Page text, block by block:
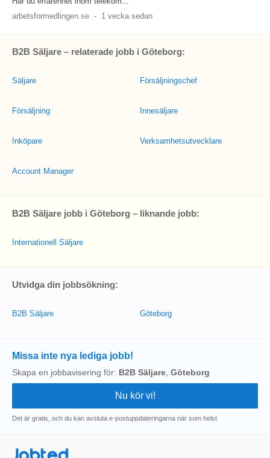
arbetsformedlingen.se - 1 vecka sedan
B2B Säljare – relaterade jobb i Göteborg:
Säljare
Försäljning
Inköpare
Account Manager
Försäljningschef
Innesäljare
Verksamhetsutvecklare
B2B Säljare jobb i Göteborg – liknande jobb:
Internationell Säljare
Utvidga din jobbsökning:
B2B Säljare Göteborg
Missa inte nya lediga jobb!
Skapa en jobbavisering för: B2B Säljare Göteborg
Det är gratis, och du kan avsluta e-postuppdateringarna när som helst